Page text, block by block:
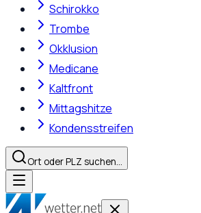
Schirokko
Trombe
Okklusion
Medicane
Kaltfront
Mittagshitze
Kondensstreifen
Ort oder PLZ suchen…